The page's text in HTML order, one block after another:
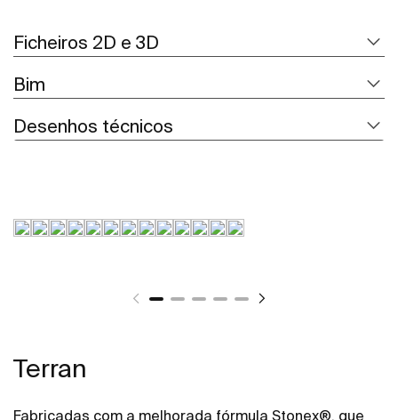
Ficheiros 2D e 3D
Bim
Desenhos técnicos
Terran
Fabricadas com a melhorada fórmula Stonex®, que